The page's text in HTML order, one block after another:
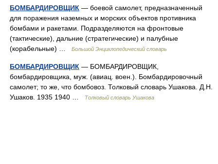
БОМБАРДИРОВЩИК — боевой самолет, предназначенный
для поражения наземных и морских объектов противника
бомбами и ракетами. Подразделяются на фронтовые
(тактические), дальние (стратегические) и палубные
(корабельные) …
Большой Энциклопедический словарь
БОМБАРДИРОВЩИК — БОМБАРДИРОВЩИК,
бомбардировщика, муж. (авиац. воен.). Бомбардировочный
самолет; то же, что бомбовоз. Толковый словарь Ушакова. Д.Н.
Ушаков. 1935 1940 …
Толковый словарь Ушакова